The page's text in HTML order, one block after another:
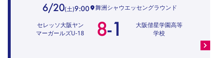
6/20(土)9:00 舞洲シャウエッセングラウンド
セレッソ大阪ヤン
マーガールズU-18
8-1
大阪偕星学園高等
学校